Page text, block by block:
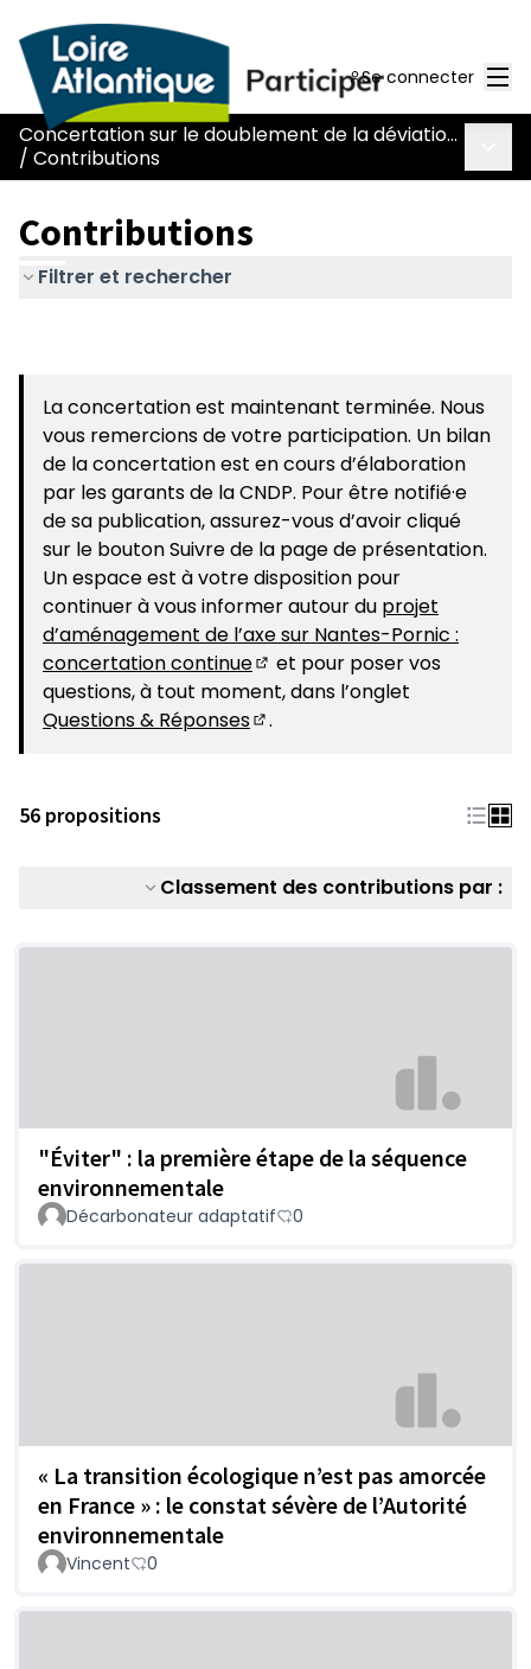
Se connecter
Concertation sur le doublement de la déviation de Chaumes-en-Retz - route Nantes-Pornic
/ Contributions
Contributions
Filtrer et rechercher
La concertation est maintenant terminée. Nous
vous remercions de votre participation. Un bilan
de la concertation est en cours d’élaboration
par les garants de la CNDP. Pour être notifié·e
de sa publication, assurez-vous d’avoir cliqué
sur le bouton Suivre de la page de présentation.
Un espace est à votre disposition pour
continuer à vous informer autour du projet
d’aménagement de l’axe sur Nantes-Pornic :
concertation continue
(S'ouvre dans un nouvel
et pour poser vos
questions, à tout moment, dans l’onglet
Questions & Réponses
.
56 propositions
Classement des contributions par :
"Éviter" : la première étape de la séquence
environnementale
Décarbonateur adaptatif 0
« La transition écologique n’est pas amorcée
en France » : le constat sévère de l’Autorité
environnementale
Vincent 0